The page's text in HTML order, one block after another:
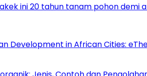
ini 20 tahun tanam pohon demi
Development in African Cities: